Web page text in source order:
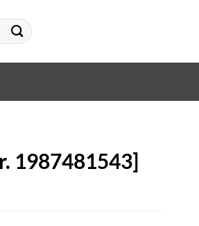
1987481543]